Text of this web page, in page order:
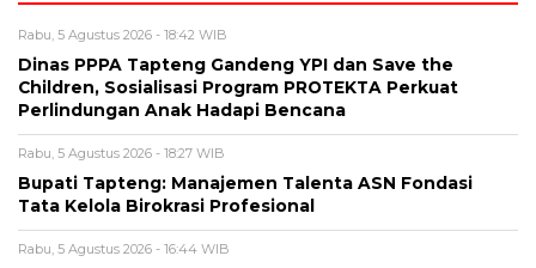
Rabu, 5 Agustus 2026 - 18:42 WIB
Dinas PPPA Tapteng Gandeng YPI dan Save the
Children, Sosialisasi Program PROTEKTA Perkuat
Perlindungan Anak Hadapi Bencana
Rabu, 5 Agustus 2026 - 18:27 WIB
Bupati Tapteng: Manajemen Talenta ASN Fondasi
Tata Kelola Birokrasi Profesional
Rabu, 5 Agustus 2026 - 16:44 WIB